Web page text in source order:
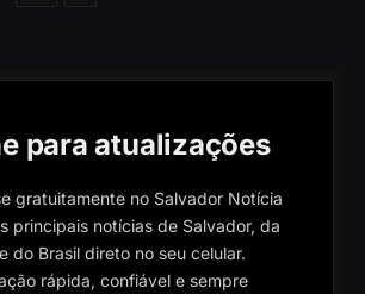
para atualizações
gratuitamente no Salvador Notícia
principais notícias de Salvador, da
do Brasil direto no seu celular.
rápida, confiável e sempre